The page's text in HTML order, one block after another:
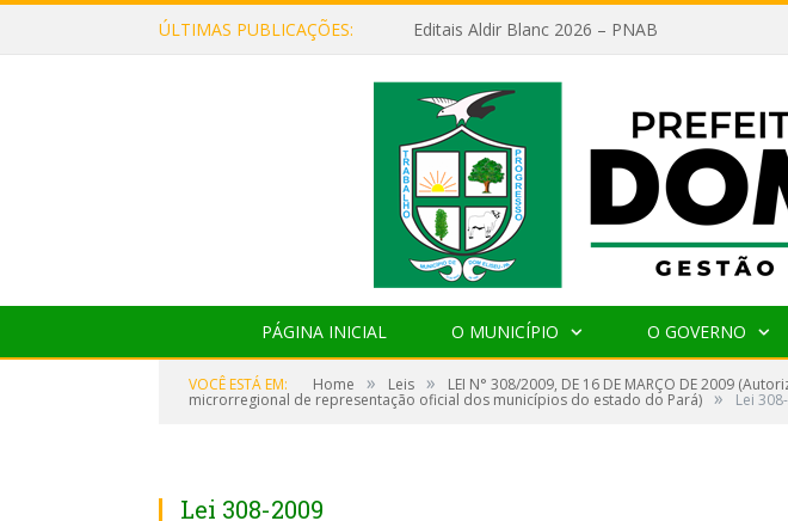
ÚLTIMAS PUBLICAÇÕES: Editais Aldir Blanc 2026 – PNAB
PÁGINA INICIAL O MUNICÍPIO O GOVERNO
VOCÊ ESTÁ EM: Home » Leis » LEI N° 308/2009, DE 16 DE MARÇO DE 2009
microrregional de representação oficial dos municípios do estado do Pará) » Lei
Lei 308-2009